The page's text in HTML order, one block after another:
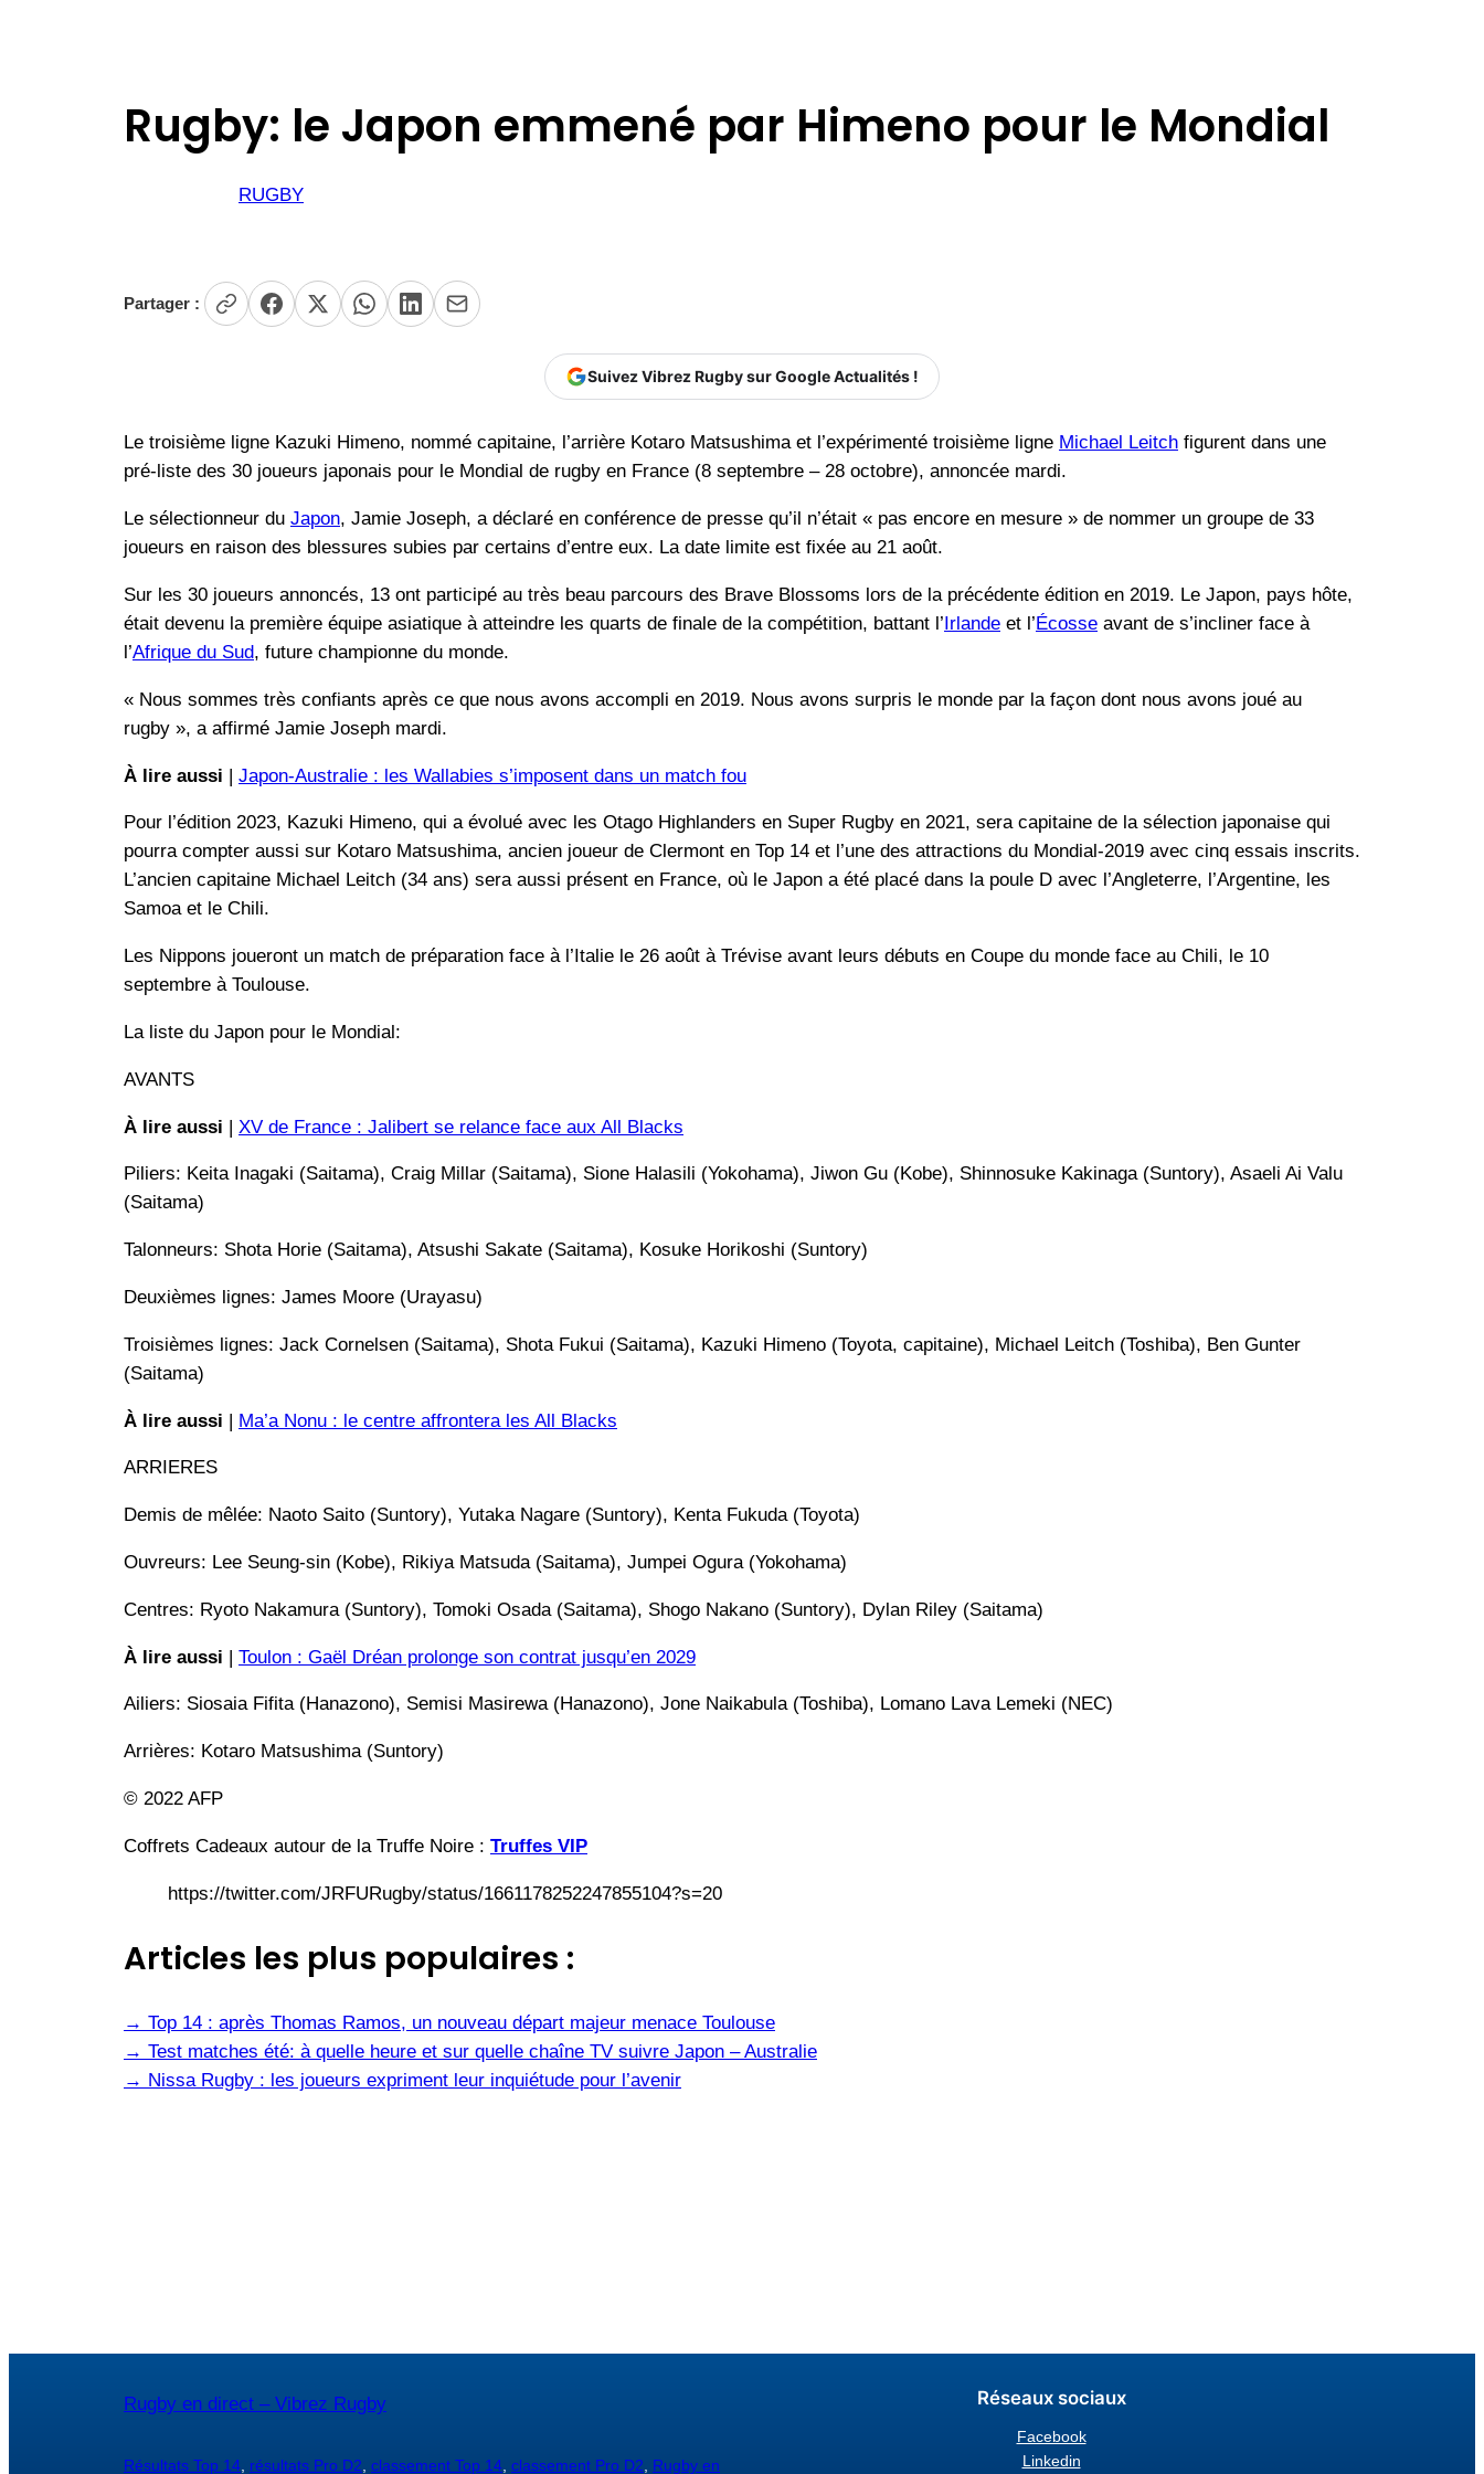
Rugby: le Japon emmené par Himeno pour le Mondial
RUGBY
Partager :
Suivez Vibrez Rugby sur Google Actualités !
Le troisième ligne Kazuki Himeno, nommé capitaine, l’arrière Kotaro Matsushima et l’expérimenté troisième ligne Michael Leitch figurent dans une
pré-liste des 30 joueurs japonais pour le Mondial de rugby en France (8 septembre – 28 octobre), annoncée mardi.
Le sélectionneur du Japon, Jamie Joseph, a déclaré en conférence de presse qu’il n’était « pas encore en mesure » de nommer un groupe de 33
joueurs en raison des blessures subies par certains d’entre eux. La date limite est fixée au 21 août.
Sur les 30 joueurs annoncés, 13 ont participé au très beau parcours des Brave Blossoms lors de la précédente édition en 2019. Le Japon, pays hôte,
était devenu la première équipe asiatique à atteindre les quarts de finale de la compétition, battant l’Irlande et l’Écosse avant de s’incliner face à
l’Afrique du Sud, future championne du monde.
« Nous sommes très confiants après ce que nous avons accompli en 2019. Nous avons surpris le monde par la façon dont nous avons joué au
rugby », a affirmé Jamie Joseph mardi.
À lire aussi | Japon-Australie : les Wallabies s’imposent dans un match fou
Pour l’édition 2023, Kazuki Himeno, qui a évolué avec les Otago Highlanders en Super Rugby en 2021, sera capitaine de la sélection japonaise qui
pourra compter aussi sur Kotaro Matsushima, ancien joueur de Clermont en Top 14 et l’une des attractions du Mondial-2019 avec cinq essais inscrits.
L’ancien capitaine Michael Leitch (34 ans) sera aussi présent en France, où le Japon a été placé dans la poule D avec l’Angleterre, l’Argentine, les
Samoa et le Chili.
Les Nippons joueront un match de préparation face à l’Italie le 26 août à Trévise avant leurs débuts en Coupe du monde face au Chili, le 10
septembre à Toulouse.
La liste du Japon pour le Mondial:
AVANTS
À lire aussi | XV de France : Jalibert se relance face aux All Blacks
Piliers: Keita Inagaki (Saitama), Craig Millar (Saitama), Sione Halasili (Yokohama), Jiwon Gu (Kobe), Shinnosuke Kakinaga (Suntory), Asaeli Ai Valu
(Saitama)
Talonneurs: Shota Horie (Saitama), Atsushi Sakate (Saitama), Kosuke Horikoshi (Suntory)
Deuxièmes lignes: James Moore (Urayasu)
Troisièmes lignes: Jack Cornelsen (Saitama), Shota Fukui (Saitama), Kazuki Himeno (Toyota, capitaine), Michael Leitch (Toshiba), Ben Gunter
(Saitama)
À lire aussi | Ma’a Nonu : le centre affrontera les All Blacks
ARRIERES
Demis de mêlée: Naoto Saito (Suntory), Yutaka Nagare (Suntory), Kenta Fukuda (Toyota)
Ouvreurs: Lee Seung-sin (Kobe), Rikiya Matsuda (Saitama), Jumpei Ogura (Yokohama)
Centres: Ryoto Nakamura (Suntory), Tomoki Osada (Saitama), Shogo Nakano (Suntory), Dylan Riley (Saitama)
À lire aussi | Toulon : Gaël Dréan prolonge son contrat jusqu’en 2029
Ailiers: Siosaia Fifita (Hanazono), Semisi Masirewa (Hanazono), Jone Naikabula (Toshiba), Lomano Lava Lemeki (NEC)
Arrières: Kotaro Matsushima (Suntory)
© 2022 AFP
Coffrets Cadeaux autour de la Truffe Noire : Truffes VIP
https://twitter.com/JRFURugby/status/1661178252247855104?s=20
Articles les plus populaires :
→ Top 14 : après Thomas Ramos, un nouveau départ majeur menace Toulouse
→ Test matches été: à quelle heure et sur quelle chaîne TV suivre Japon – Australie
→ Nissa Rugby : les joueurs expriment leur inquiétude pour l’avenir
Rugby en direct – Vibrez Rugby
Résultats Top 14 résultats Pro D2 classement Top 14 classement Pro D2 Rugby en
Réseaux sociaux
Facebook
Linkedin